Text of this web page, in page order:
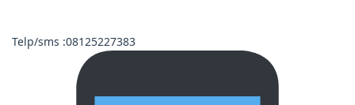
Telp/sms :08125227383